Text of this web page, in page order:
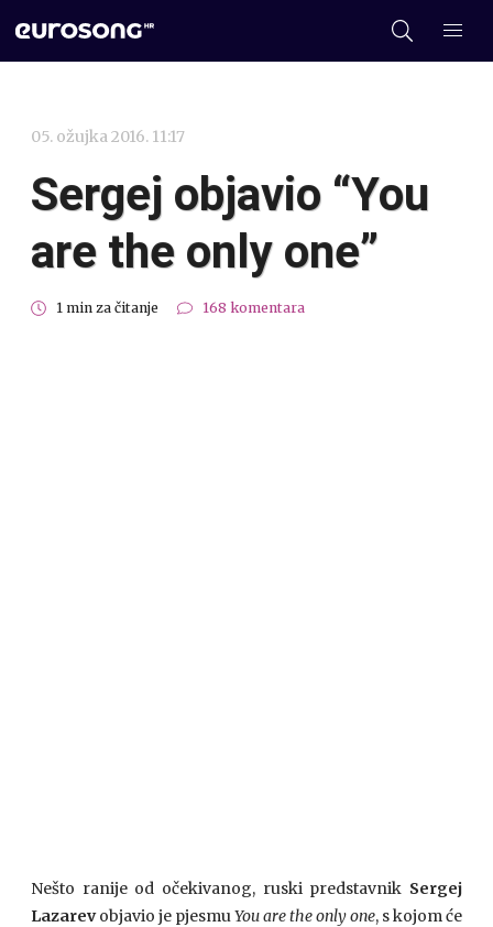
05. ožujka 2016. 11:17
Sergej objavio “You
are the only one”
1 min za čitanje 168 komentara
Nešto ranije od očekivanog, ruski predstavnik Sergej
Lazarevobjavio je pjesmuYou are the only one, s kojom će